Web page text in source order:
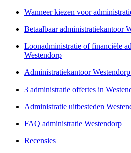
Wanneer kiezen voor
Betaalbaar administratiekantoor
Loonadministratie of financiële
Westendorp
Administratiekantoor
3 administratie offertes in
Administratie uitbesteden
FAQ administratie Westendorp
Recensies